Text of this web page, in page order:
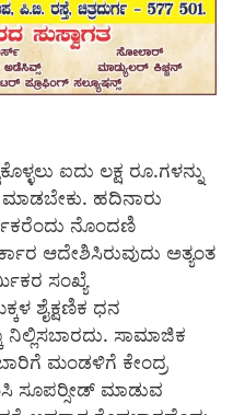
ಐದು ಲಕ್ಷ ರೂ.ಗಳನ್ನು
ಹದಿನಾರು
ನೊಂದಣಿ
ಆದೇಶಿಸಿರುವುದು ಅತ್ಯಂತ
ಸಂಖ್ಯೆ
ಶೈಕ್ಷಣಿಕ ಧನ
ನಿಲ್ಲಿಸಬಾರದು. ಸಾಮಾಜಿಕ
ಮಂಡಳಿಗೆ ಕೇಂದ್ರ
ಸೂಪರ್‍ಸೀಡ್ ಮಾಡುವ